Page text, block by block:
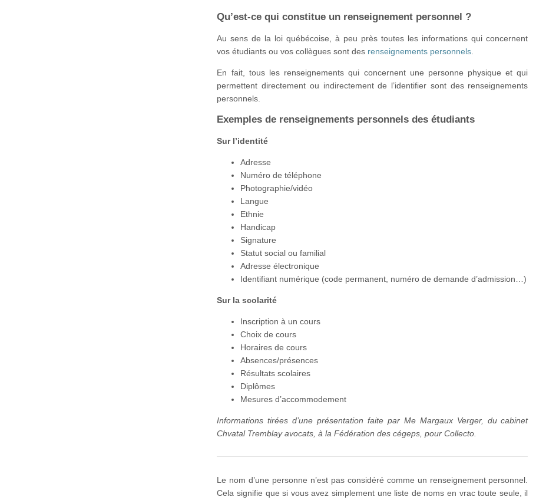
Qu’est-ce qui constitue un renseignement personnel ?
Au sens de la loi québécoise, à peu près toutes les informations qui concernent
vos étudiants ou vos collègues sont des renseignements personnels
En fait, tous les renseignements qui concernent une personne physique et qui
permettent directement ou indirectement de l’identifier sont des renseignements
personnels.
Exemples de renseignements personnels des étudiants
Sur l’identité
Adresse
Numéro de téléphone
Photographie/vidéo
Langue
Ethnie
Handicap
Signature
Statut social ou familial
Adresse électronique
Identifiant numérique (code permanent, numéro de demande d’admission…)
Sur la scolarité
Inscription à un cours
Choix de cours
Horaires de cours
Absences/présences
Résultats scolaires
Diplômes
Mesures d’accommodement
Informations tirées d’une présentation faite par Me Margaux Verger, du cabinet
Chvatal Tremblay avocats, à la Fédération des cégeps, pour Collecto.
Le nom d’une personne n’est pas considéré comme un renseignement personnel.
Cela signifie que si vous avez simplement une liste de noms en vrac toute seule, il